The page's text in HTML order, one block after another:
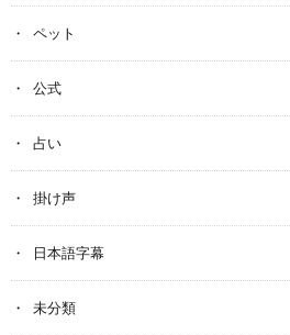
ペット
公式
占い
掛け声
日本語字幕
未分類